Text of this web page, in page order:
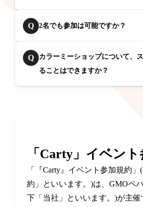
Q 2名でも参加は可能ですか？
Q
カラーミーショップについて、
ることはできますか？
「Carty」イベン
「『Carty』イベント参加規約
約」といいます。)は、GMOペ
下「当社」といいます。)が主